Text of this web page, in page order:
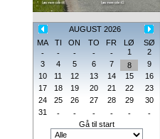
AUGUST 2026
MA
TI ON TO FR LØ
SØ
-
- - - - 1
2
3
4 5 6 7 8
9
10
11 12 13 14 15
16
17
18 19 20 21 22
23
24
25 26 27 28 29
30
31
- - - - -
-
Gå til start